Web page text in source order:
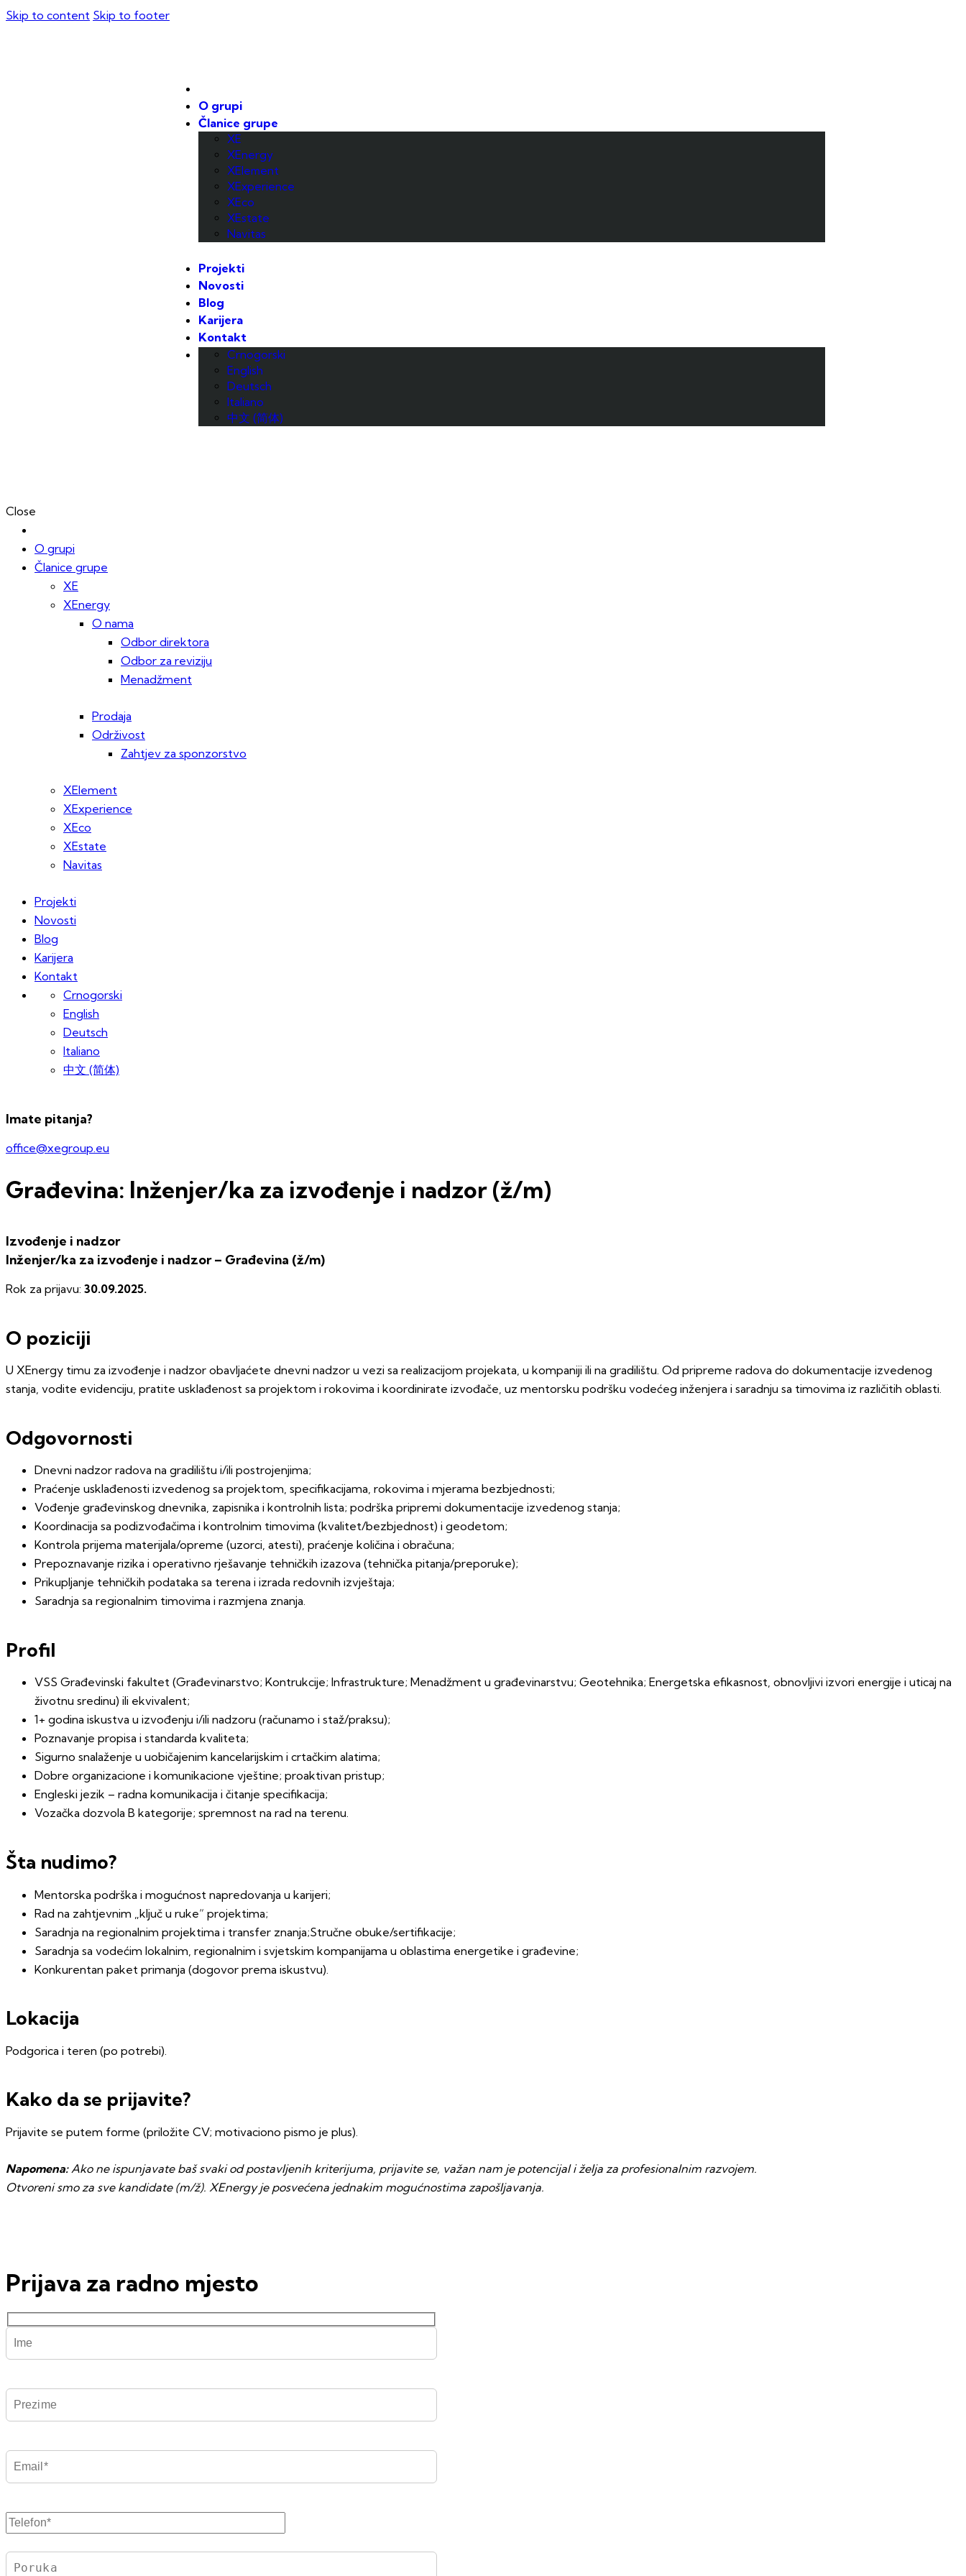
Skip to content Skip to footer
O grupi
Članice grupe
XE
XEnergy
XElement
XExperience
XEco
XEstate
Navitas
Projekti
Novosti
Blog
Karijera
Kontakt
Crnogorski
English
Deutsch
Italiano
中文 (简体)
Close
O grupi
Članice grupe
XE
XEnergy
O nama
Odbor direktora
Odbor za reviziju
Menadžment
Prodaja
Održivost
Zahtjev za sponzorstvo
XElement
XExperience
XEco
XEstate
Navitas
Projekti
Novosti
Blog
Karijera
Kontakt
Crnogorski
English
Deutsch
Italiano
中文 (简体)
Imate pitanja?
office@xegroup.eu
Građevina: Inženjer/ka za izvođenje i nadzor (ž/m)
Izvođenje i nadzor
Inženjer/ka za izvođenje i nadzor – Građevina (ž/m)
Rok za prijavu: 30.09.2025.
O poziciji
U XEnergy timu za izvođenje i nadzor obavljaćete dnevni nadzor u vezi sa realizacijom projekata, u kompaniji ili na gradilištu. Od pripreme radova do dokumentacije izvedenog
stanja, vodite evidenciju, pratite usklađenost sa projektom i rokovima i koordinirate izvođače, uz mentorsku podršku vodećeg inženjera i saradnju sa timovima iz različitih oblasti.
Odgovornosti
Dnevni nadzor radova na gradilištu i/ili postrojenjima;
Praćenje usklađenosti izvedenog sa projektom, specifikacijama, rokovima i mjerama bezbjednosti;
Vođenje građevinskog dnevnika, zapisnika i kontrolnih lista; podrška pripremi dokumentacije izvedenog stanja;
Koordinacija sa podizvođačima i kontrolnim timovima (kvalitet/bezbjednost) i geodetom;
Kontrola prijema materijala/opreme (uzorci, atesti), praćenje količina i obračuna;
Prepoznavanje rizika i operativno rješavanje tehničkih izazova (tehnička pitanja/preporuke);
Prikupljanje tehničkih podataka sa terena i izrada redovnih izvještaja;
Saradnja sa regionalnim timovima i razmjena znanja.
Profil
VSS Građevinski fakultet (Građevinarstvo; Kontrukcije; Infrastrukture; Menadžment u građevinarstvu; Geotehnika; Energetska efikasnost, obnovljivi izvori energije i uticaj na
životnu sredinu) ili ekvivalent;
1+ godina iskustva u izvođenju i/ili nadzoru (računamo i staž/praksu);
Poznavanje propisa i standarda kvaliteta;
Sigurno snalaženje u uobičajenim kancelarijskim i crtačkim alatima;
Dobre organizacione i komunikacione vještine; proaktivan pristup;
Engleski jezik – radna komunikacija i čitanje specifikacija;
Vozačka dozvola B kategorije; spremnost na rad na terenu.
Šta nudimo?
Mentorska podrška i mogućnost napredovanja u karijeri;
Rad na zahtjevnim „ključ u ruke“ projektima;
Saradnja na regionalnim projektima i transfer znanja;Stručne obuke/sertifikacije;
Saradnja sa vodećim lokalnim, regionalnim i svjetskim kompanijama u oblastima energetike i građevine;
Konkurentan paket primanja (dogovor prema iskustvu).
Lokacija
Podgorica i teren (po potrebi).
Kako da se prijavite?
Prijavite se putem forme (priložite CV; motivaciono pismo je plus).
Napomena:Ako ne ispunjavate baš svaki od postavljenih kriterijuma, prijavite se, važan nam je potencijal i želja za profesionalnim razvojem.
Otvoreni smo za sve kandidate (m/ž). XEnergy je posvećena jednakim mogućnostima zapošljavanja.
Prijava za radno mjesto